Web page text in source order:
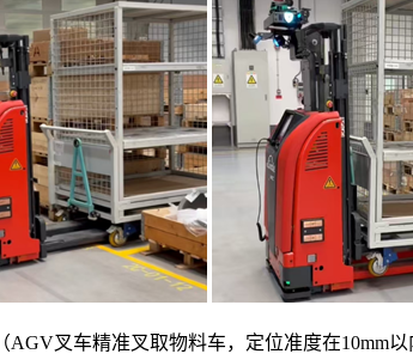
（AGV叉车精准叉取物料车，定位准度在10mm以